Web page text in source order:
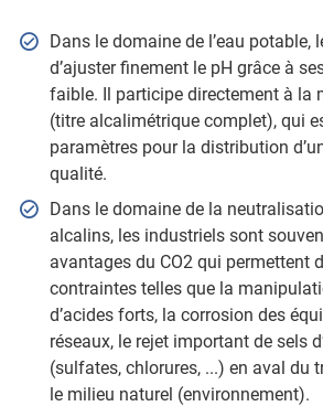
Dans le domaine de l’eau potable,
d’ajuster finement le pH grâce à
faible. Il participe directement à la
(titre alcalimétrique complet), qui
paramètres pour la distribution
qualité.
Dans le domaine de la
alcalins, les industriels sont
avantages du CO2 qui permettent
contraintes telles que la
d’acides forts, la corrosion des
réseaux, le rejet important de sels
(sulfates, chlorures, ...) en aval du
le milieu naturel (environnement).